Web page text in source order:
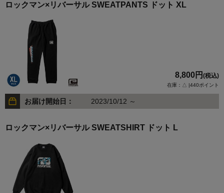
ロックマン×リバーサル SWEATPANTS ドット XL
8,800円 (税込)
在庫：△ |440ポイント
お届け開始日： 2023/10/12 ～
ロックマン×リバーサル SWEATSHIRT ドット L